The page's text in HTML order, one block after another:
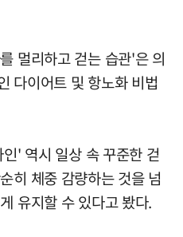
멀리하고 걷는 습관'은 의
다이어트 및 항노화 비법
' 역시 일상 속 꾸준한 걷
히 체중 감량하는 것을 넘
유지할 수 있다고 봤다.